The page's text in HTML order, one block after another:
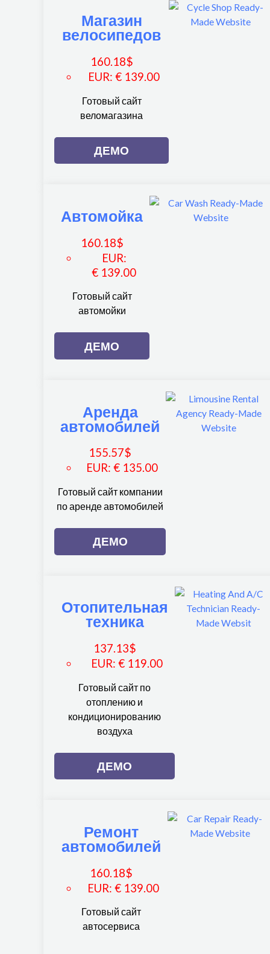
Магазин
велосипедов
160.18$
EUR: € 139.00
Готовый сайт
веломагазина
ДЕМО
Автомойка
160.18$
EUR:
€ 139.00
Готовый сайт
автомойки
ДЕМО
Аренда
автомобилей
155.57$
EUR:€ 135.00
Готовый сайт компании
по аренде автомобилей
ДЕМО
Отопительная
техника
137.13$
EUR: € 119.00
Готовый сайт по
отоплению и
кондиционированию
воздуха
ДЕМО
Ремонт
автомобилей
160.18$
EUR: € 139.00
Готовый сайт
автосервиса